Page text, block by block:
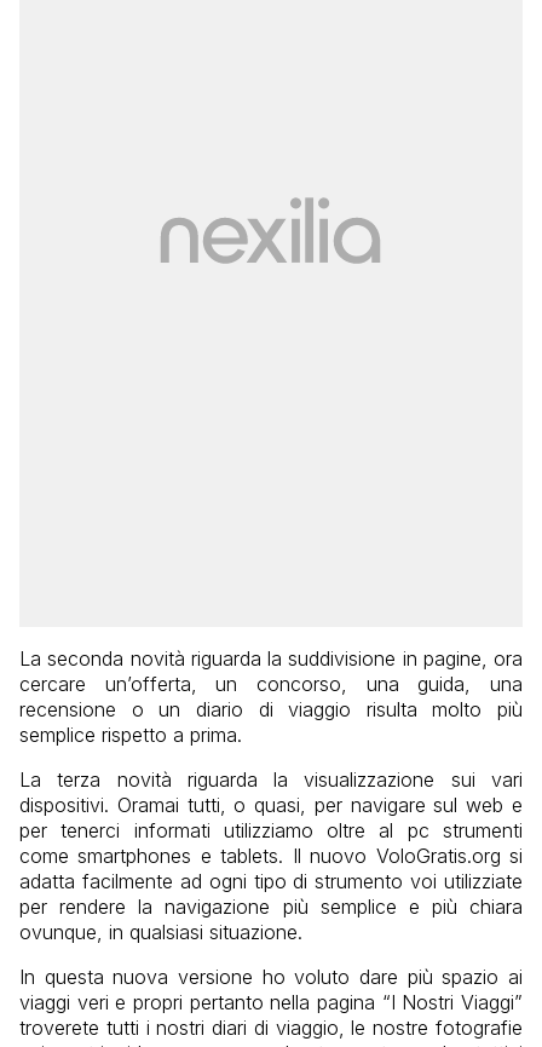
La seconda novità riguarda la suddivisione in pagine, ora
cercare un’offerta, un concorso, una guida, una
recensione o un diario di viaggio risulta molto più
semplice rispetto a prima.
La terza novità riguarda la visualizzazione sui vari
dispositivi. Oramai tutti, o quasi, per navigare sul web e
per tenerci informati utilizziamo oltre al pc strumenti
come smartphones e tablets. Il nuovo VoloGratis.org si
adatta facilmente ad ogni tipo di strumento voi utilizziate
per rendere la navigazione più semplice e più chiara
ovunque, in qualsiasi situazione.
In questa nuova versione ho voluto dare più spazio ai
viaggi veri e propri pertanto nella pagina “I Nostri Viaggi”
troverete tutti i nostri diari di viaggio, le nostre fotografie